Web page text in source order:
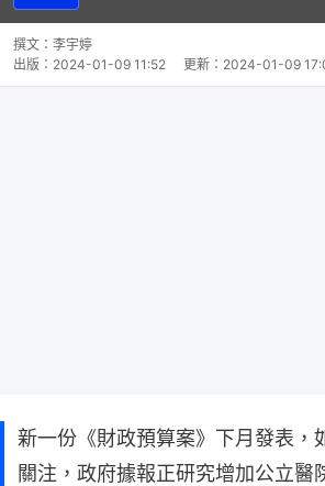
撰文： 李宇婷
出版： 2024-01-09 11:52 更新： 2024-01-09
新一份《財政預算案》下月發表，
關注，政府據報正研究增加公立醫